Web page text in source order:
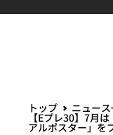
トップ ニュー
【Eプレ30】7月
アルポスター」を